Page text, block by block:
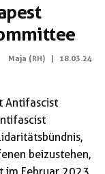
Maja (RH) | 18.03.24
Antifascist
beizustehen,